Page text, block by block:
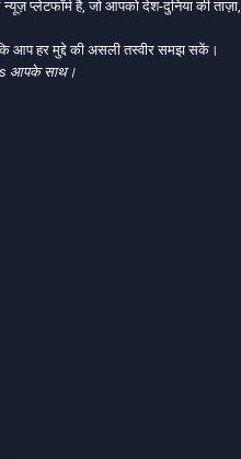
प्लेटफॉर्म है, जो आपको देश-दुनिया की ताज़ा,
आप हर मुद्दे की असली तस्वीर समझ सकें।
आपके साथ।